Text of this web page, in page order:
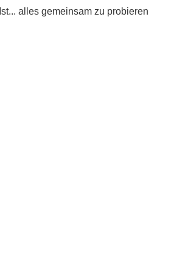
alles gemeinsam zu probieren